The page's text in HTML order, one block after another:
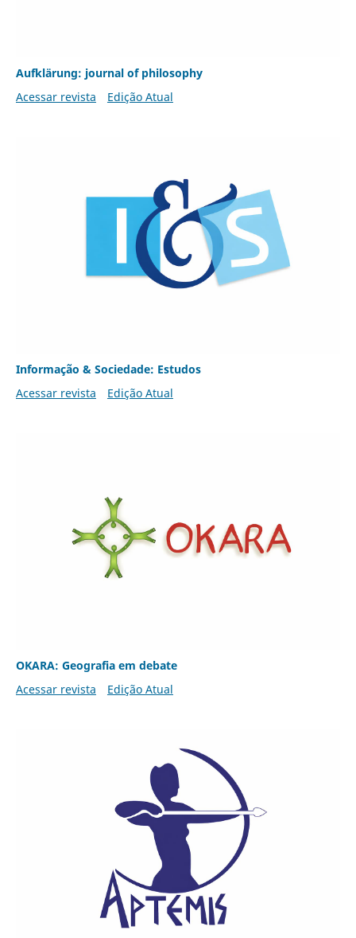
Aufklärung: journal of philosophy
Acessar revista
Edição Atual
Informação & Sociedade: Estudos
Acessar revista
Edição Atual
OKARA: Geografia em debate
Acessar revista
Edição Atual